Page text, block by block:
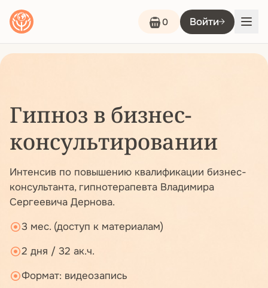
0 Войти
Гипноз в бизнес-
консультировании
Интенсив по повышению квалификации бизнес-
консультанта, гипнотерапевта Владимира
Сергеевича Дернова.
3 мес. (доступ к материалам)
2 дня / 32 ак.ч.
Формат: видеозапись